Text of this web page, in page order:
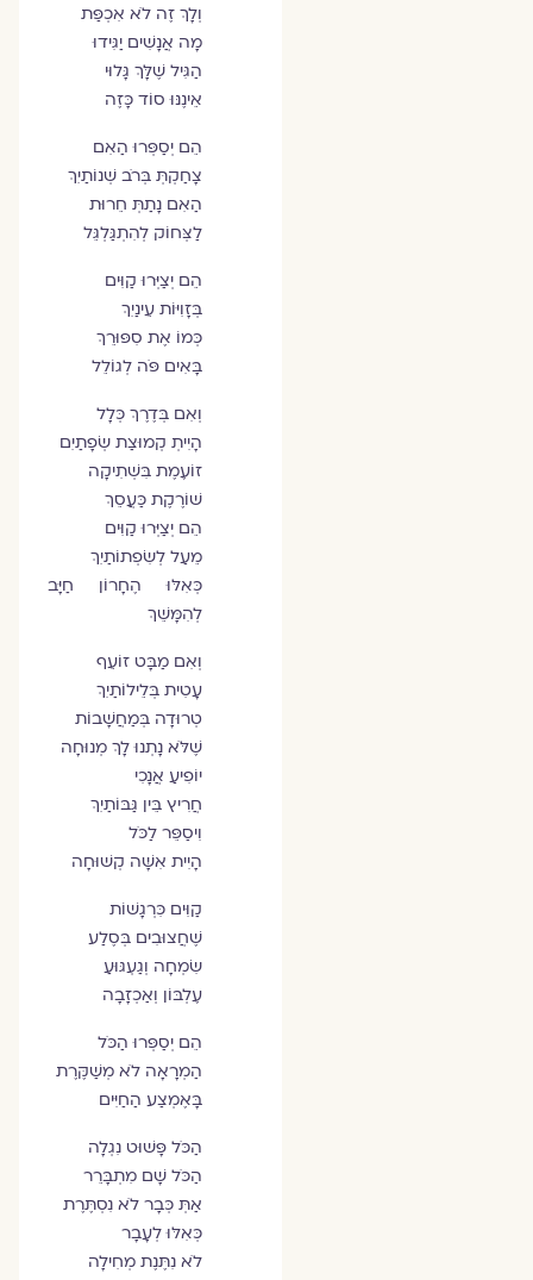
וְלָךְ זֶה לֹא אִכְפַּת
מָה אֲנָשִׁים יַגִּידוּ
הַגִּיל שֶׁלָּךְ גָּלוּי
אֵינֶנּוּ סוֹד כָּזֶה
הֵם יְסַפְּרוּ הַאִם
צָחַקְתְּ בְּרֹב שְׁנוֹתַיִךְ
הַאִם נָתַתְּ חֵרוּת
לַצְּחוֹק לְהִתְגַּלְגֵּל
הֵם יְצַיְּרוּ קַוִּים
בְּזָוִיּוֹת עֵינַיִךְ
כְּמוֹ אֶת סִפּוּרֵךְ
בָּאִים פֹּה לְגוֹלֵל
וְאִם בְּדֶרֶךְ כְּלָל
הָיִיתְ קְמוּצַת שְׂפָתַיִם
זוֹעֶמֶת בִּשְׁתִיקָה
שׁוֹרֶקֶת כַּעֲסֵךְ
הֵם יְצַיְּרוּ קַוִּים
מֵעַל לְשִׂפְתוֹתַיִךְ
כְּאִלּוּ הֶחָרוֹן חַיָּב
לְהִמָּשֵׁךְ
וְאִם מַבָּט זוֹעֵף
עָטִית בְּלֵילוֹתַיִךְ
טְרוּדָה בְּמַחֲשָׁבוֹת
שֶׁלֹּא נָתְנוּ לָךְ מְנוּחָה
יוֹפִיעַ אֲנָכִי
חֲרִיץ בֵּין גַּבּוֹתַיִךְ
וִיסַפֵּר לַכֹּל
הָיִית אִשָּׁה קְשׁוּחָה
קַוִּים כִּרְגָשׁוֹת
שֶׁחֲצוּבִים בְּסֶלַע
שִׂמְחָה וְגַעְגּוּעַ
עֶלְבּוֹן וְאַכְזָבָה
הֵם יְסַפְּרוּ הַכֹּל
הַמְרָאָה לֹא מְשַׁקֶּרֶת
בָּאֶמְצַע הַחַיִּים
הַכֹּל פָּשׁוּט נִגְלָה
הַכֹּל שָׁם מִתְבָּרֵר
אַתְּ כְּבָר לֹא נִסְתֶּרֶת
כְּאִלּוּ לְעָבָר
לֹא נִתֶּנֶת מְחִילָה